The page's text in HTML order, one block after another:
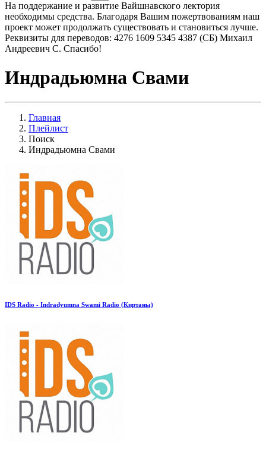
На поддержание и развитие Вайшнавского лектория
необходимы средства. Благодаря Вашим пожертвованиям наш
проект может продолжать существовать и становиться лучше.
Реквизиты для переводов: 4276 1609 5345 4387 (СБ) Михаил
Андреевич С. Спасибо!
Индрадьюмна Свами
Главная
Плейлист
Поиск
Индрадьюмна Свами
IDS Radio - Indradyumna Swami Radio (Киртаны)